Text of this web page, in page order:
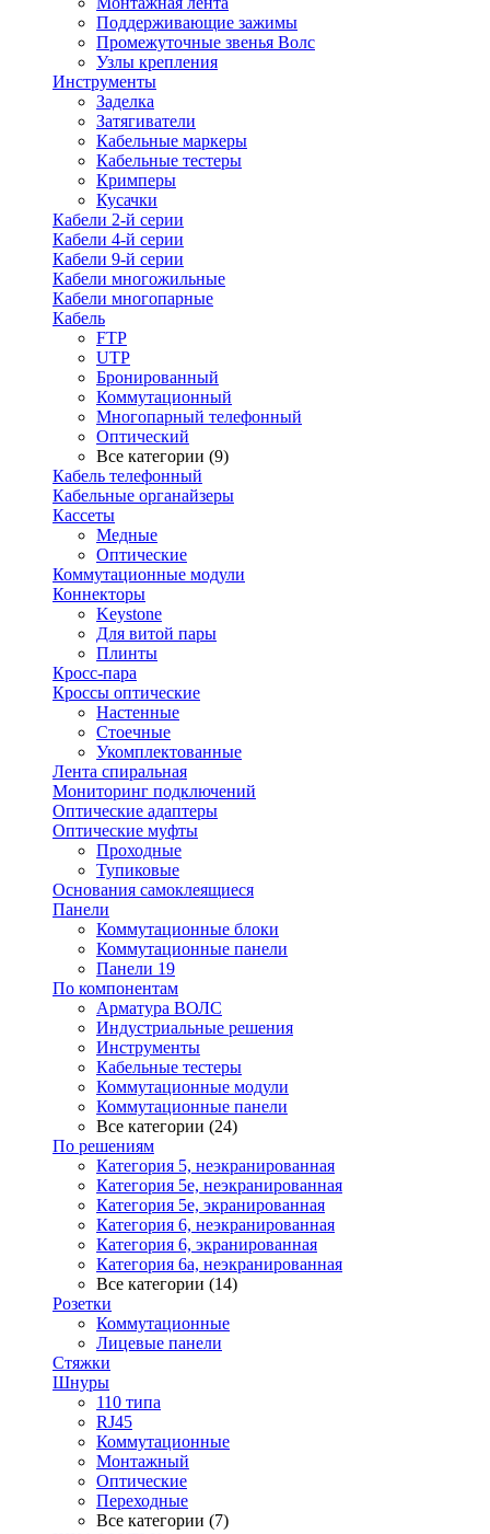
Поддерживающие зажимы
Промежуточные звенья Волс
Узлы крепления
Инструменты
Заделка
Затягиватели
Кабельные маркеры
Кабельные тестеры
Кримперы
Кусачки
Кабели 2-й серии
Кабели 4-й серии
Кабели 9-й серии
Кабели многожильные
Кабели многопарные
Кабель
FTP
UTP
Бронированный
Коммутационный
Многопарный телефонный
Оптический
Все категории (9)
Кабель телефонный
Кабельные органайзеры
Кассеты
Медные
Оптические
Коммутационные модули
Коннекторы
Keystone
Для витой пары
Плинты
Кросс-пара
Кроссы оптические
Настенные
Стоечные
Укомплектованные
Лента спиральная
Мониторинг подключений
Оптические адаптеры
Оптические муфты
Проходные
Тупиковые
Основания самоклеящиеся
Панели
Коммутационные блоки
Коммутационные панели
Панели 19
По компонентам
Арматура ВОЛС
Индустриальные решения
Инструменты
Кабельные тестеры
Коммутационные модули
Коммутационные панели
Все категории (24)
По решениям
Категория 5, неэкранированная
Категория 5е, неэкранированная
Категория 5е, экранированная
Категория 6, неэкранированная
Категория 6, экранированная
Категория 6а, неэкранированная
Все категории (14)
Розетки
Коммутационные
Лицевые панели
Стяжки
Шнуры
110 типа
RJ45
Коммутационные
Монтажный
Оптические
Переходные
Все категории (7)